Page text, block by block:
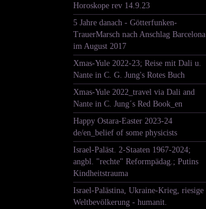
Horoskope rev 14.9.23
5 Jahre danach - Götterfunken-
TrauerMarsch nach Anschlag Barcelona
im August 2017
Xmas-Yule 2022-23; Reise mit Dali u.
Nante in C. G. Jung's Rotes Buch
Xmas-Yule 2022_travel via Dali and
Nante in C. Jung´s Red Book_en
Happy Ostara-Easter 2023-24
de/en_belief of some physicists
Israel-Paläst. 2-Staaten 1967-2024;
angbl. "rechte" Reformpädag.; Putins
Kindheitstrauma
Israel-Palästina, Ukraine-Krieg, riesige
Weltbevölkerung - humanit.